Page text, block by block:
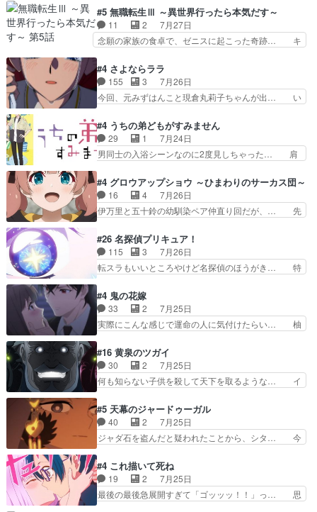
レベのアニメ制作を日本に奪… 予言で正体がバレ
る、もう騙し討ちは出来な… 村正の墓、アニメで
見ると一杯で怖いな。ア…
とカストルの共通点は、魔法の制御が出… 椋鳥の
大群て…住民から迷惑がられてない？… キングコ
ングor進撃の巨人牡羊座のアルデ… スピカ・イ
オ・カストルという組み合わせ。… 有り余るパワ
みかたが雑になってきてるな… イキりカストルは
怖がりやったかあスピカな… 鏡の世界への突入と
新たな依頼サブタイトル…
#5 無職転生Ⅲ ～異世界行ったら本気だす～
11 2
7月27日
念願の家族の食卓で、ゼニスに起こった奇跡… キ
ナリーゼの悪魔の囁きwクリフとエリナ… 悪魔の
囁きやめてくださいwおい、1番重要… ゼニスも
感情が出てきてて良い方向に進んで… 第５話を
ABEMAで視聴しました。視聴に… クリフとエリ
相変わらずで草ルディ君釣り… ルーデウスにシル
フィエットとロキシーとの… 離れ離れになったり
別れがあったり絶望の大…
#4 さよならララ
155 3
7月26日
今回、元みずはんこと現倉丸莉子ちゃんが出… い
様とは...本当の愛とは...なんぞ… テンポの良いボ
ケとツッコミで笑わせつつ、… この作品、ストー
リーにも登場人物にも全く… 家で机に向かってる
時の貧乏ゆすりとか、ラ… お姉ちゃんと話せ
に、ララは何を思うのだ… 息をするかのように3
話まで視聴。2026… ララの王子様探しが本格的
に動き出した回。…
#4 うちの弟どもがすみません
29 1
7月24日
男同士の入浴シーンなのに2度見しちゃった… 肩
散歩って逃げるよね！糸と類を助けよう… 類の面
倒見るのが1番大変そう糸は誰とでも… 源くんを
甘えさせるまでの糸と周りの出来事… 源くん、甘
えちゃうぞ宣言。思ったよりラブ… 糸ちゃんのま
目的を忘れてますますヤング… でも央太と親しく
するのは嫌。世話を拒んで… ゴメス（カエル）外
で散歩させてたのか(*…
#4 グロウアップショウ ～ひまわりのサーカス団～
16 4
7月26日
伊万里と五十鈴の幼馴染ペア仲直り回だが、… 先
や、これ素晴らしいコメディアニメだな。… 水着
回なのにビキニじゃない！これは時代背… 今回は
推しの吾野伊万里ちゃん担当回。これ… 伊万里さ
んの手品回であり水着回ね。瑞佳ち… 売り上げが
タ教育のせいで瑞佳がヒモカス… 伊万里ちゃんの
人前での苦手意識を抱えなが… 第４話をｄアニメ
ストアで視聴しました。視…
#26 名探偵プリキュア！
115 3
7月26日
転スラもいいところやけど名探偵のほうがき… 特
なはプリキュア仲間には自分が未来から… の活
躍、敵を圧倒ってのはおおよその流れだ… キュア
エクレール初変身＆初戦闘。プリキュ… キュアエ
クレールは強いが力を制御できない… キュアエク
ッコロで始まってちょっ… バカおもろいやん
www実質まどマギやんけ… しかも実質的にエク
レールが倒したビルであ…
#4 鬼の花嫁
33 2
7月25日
実際にこんな感じで運命の人に気付けたらい… 柚
の花嫁は一見すると甘い夢、理想の天国… 玲夜さ
んのご両親の登場ですこの世に数多い… 玲夜のお
父さんが石田彰だったことに驚きを… 主人公自分
の立場わかって無さすぎやしまた… ヨミツガと
子にも優しいし可愛いしこの… ユキノさんから玲
夜の父親の話で、そのイメ… あやかしの頂点に立
つ鬼龍院家の現当主が息…
#16 黄泉のツガイ
30 2
7月25日
何も知らない子供を殺して天下を取るような… イ
いバトル回の最後に、予想外の引きシン… これっ
て作者が描きたいのは"ユルの物語"… デラさんの
秘密がちょっとわかった回、正直… 左さんと刀持
ちさんが対決♪あとどこぞのじ… 何処も彼処も言
く動いていてずっと胸が熱… 同時視聴｜
DaemonsRealm｜リア… これまで騙していた東
村を捨てて新郷家に来…
#5 天幕のジャードゥーガル
40 2
7月25日
ジャダ石を盗んだと疑われたことから、シタ… 今
ぶややこしいことになってたオープニン… テンポ
も良いし毎話良いところで引くから全… 盟友ドレ
ゲネ后との出会い。次週のドレゲネ… さて、登場
人物多いけどついていけるのか私… 今回は遂にド
#4 これ描いて死ね
19 2
7月25日
最後の最後急展開すぎて「ゴッッッ！！」っ… 思